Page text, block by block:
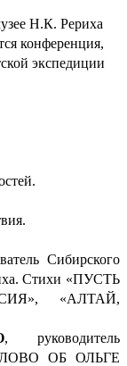
Н.К. Рериха
конференция,
экспедиции
Сибирского
Стихи «ПУСТЬ
«АЛТАЙ,
, руководитель
СЛОВО ОБ ОЛЬГЕ